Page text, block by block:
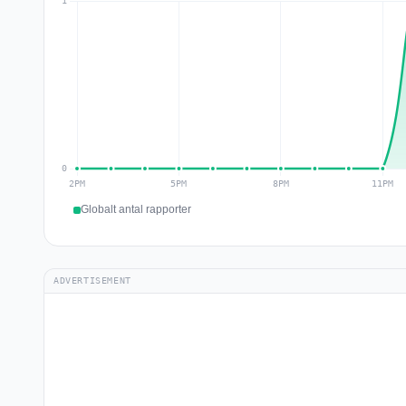
Globalt antal rapporter
ADVERTISEMENT